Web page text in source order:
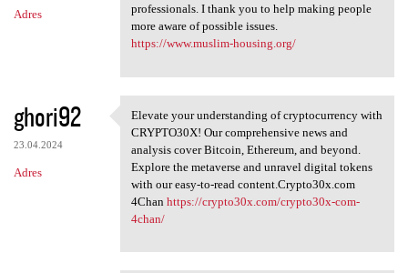
Adres
professionals. I thank you to help making people
more aware of possible issues.
https://www.muslim-housing.org/
ghori92
23.04.2024
Adres
Elevate your understanding of
Elevate your understanding of cryptocurrency with
CRYPTO30X! Our comprehensive news and
analysis cover Bitcoin, Ethereum, and beyond.
Explore the metaverse and unravel digital tokens
with our easy-to-read content.Crypto30x.com
4Chan https://crypto30x.com/crypto30x-com-
4chan/